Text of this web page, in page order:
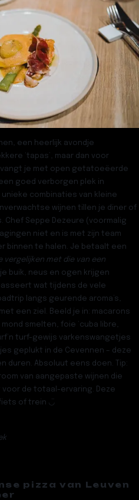
een heerlijk avondje
‘tapas’, maar dan voor
je met open getatoeëerde
goed verborgen plek in
combinaties van kleine
wijnen tillen je diner of
Chef Seppe Dezeure (voormalig
niet en is met zijn team
binnen te halen. Je betaalt een
vergelijken met die van een
buik, neus en ogen krijgen
wat tijdens de vele
langs geurende aroma’s,
een ziel. Beeld je in: macarons
smelten, foie ‘cuba libre,
turf-gewijs varkenswangetjes
geplukt in de Cevennen – deze
duren. Absoluut eens doen. Tip:
van aangepaste wijnen die
de totaal-ervaring. Deze
of trein ◡̈
pizza van Leuven